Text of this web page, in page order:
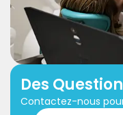
Des
Contactez-nous